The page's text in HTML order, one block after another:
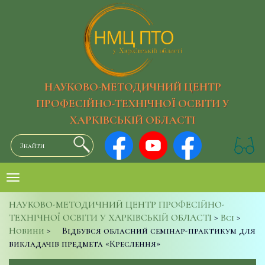
НАУКОВО-МЕТОДИЧНИЙ ЦЕНТР
ПРОФЕСІЙНО-ТЕХНІЧНОЇ ОСВІТИ У
ХАРКІВСЬКІЙ ОБЛАСТІ
НАУКОВО-МЕТОДИЧНИЙ ЦЕНТР ПРОФЕСІЙНО-
ТЕХНІЧНОЇ ОСВІТИ У ХАРКІВСЬКІЙ ОБЛАСТІ > Всі >
Новини >
Відбувся обласний семінар-практикум для
викладачів предмета «Креслення»